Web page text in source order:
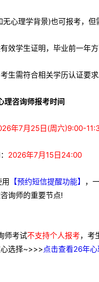
心理学背景)也可报考，但
效学生证明，毕业前一年方
生需符合相关学历认证要求
理咨询师报考时间
年7月25日(周六)9:00-
2026年7月15日24:00
【预约短信提醒功能】
，
询师的重要节点!
师考试不支持个人报考，考
选择~>>>点击查看26年